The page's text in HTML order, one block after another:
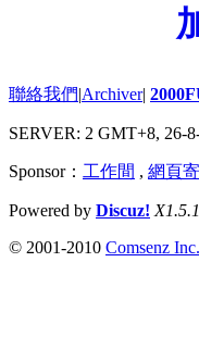
聯絡我們|Archiver|
SERVER: 2 GMT+8, 26-
Sponsor： 工作間 , 網頁
Powered by Discuz! X1.5.1
© 2001-2010 Comsenz Inc.